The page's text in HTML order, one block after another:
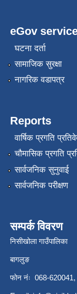
eGov
घटना दर्ता
सामाजिक सुरक्षा
नागरिक वडापत्र
Reports
वार्षिक प्रगति
चौमासिक प्रगति
सार्वजनिक सुनुवाई
सार्वजनिक परीक्षण
सम्पर्क विवरण
निसीखोला गाउँपालिका
बागलुङ
फोन नंः 068-